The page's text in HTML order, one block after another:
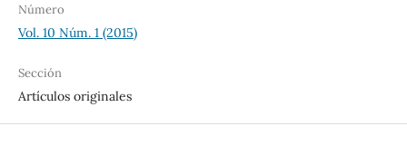
Número
Vol. 10 Núm. 1 (2015)
Sección
Artículos originales